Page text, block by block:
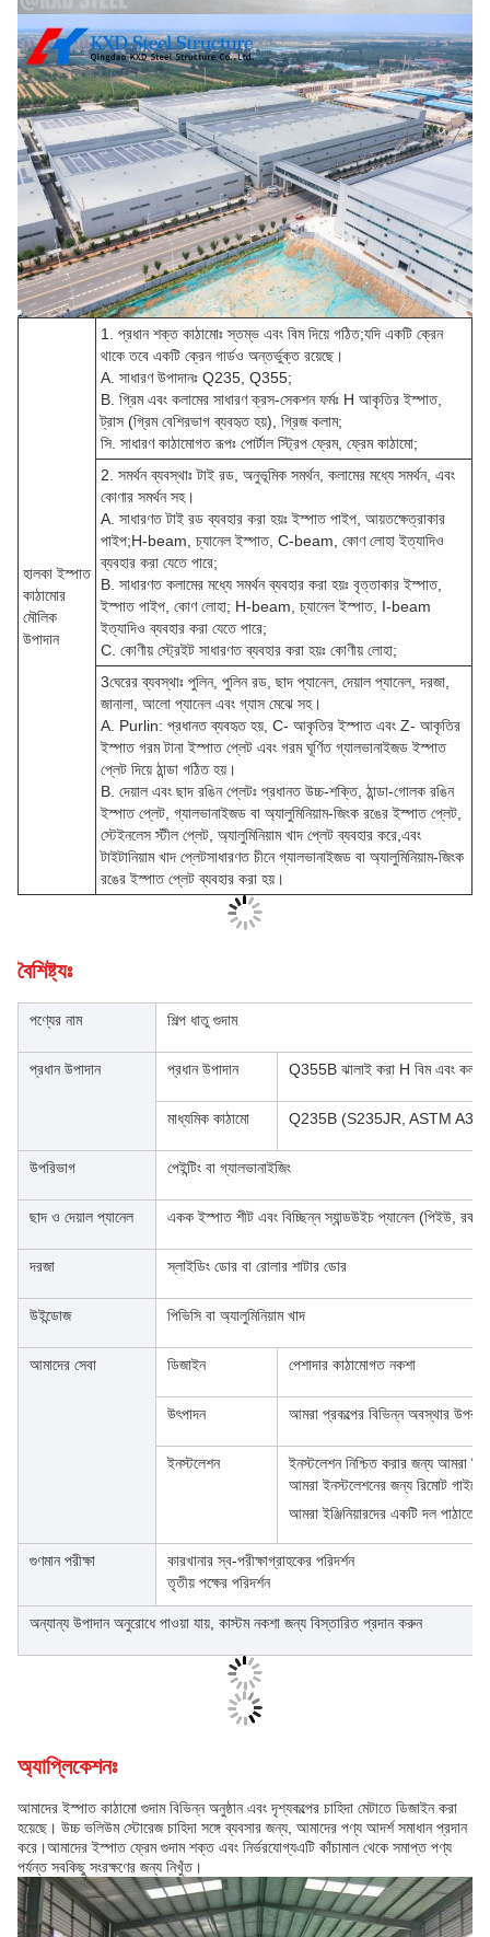
হালকা ইস্পাত
কাঠামোর
মৌলিক
উপাদান
1. প্রধান শক্ত কাঠামোঃ স্তম্ভ এবং বিম দিয়ে গঠিত;যদি একটি ক্রেন
থাকে তবে একটি ক্রেন গার্ডও অন্তর্ভুক্ত রয়েছে।
A. সাধারণ উপাদানঃ Q235, Q355;
B. গ্রিম এবং কলামের সাধারণ ক্রস-সেকশন ফর্মঃ H আকৃতির ইস্পাত,
ট্রাস (গ্রিম বেশিরভাগ ব্যবহৃত হয়), গ্রিজ কলাম;
সি. সাধারণ কাঠামোগত রূপঃ পোর্টাল স্ট্রিপ ফ্রেম, ফ্রেম কাঠামো;
2. সমর্থন ব্যবস্থাঃ টাই রড, অনুভূমিক সমর্থন, কলামের মধ্যে সমর্থন, এবং
কোণার সমর্থন সহ।
A. সাধারণত টাই রড ব্যবহার করা হয়ঃ ইস্পাত পাইপ, আয়তক্ষেত্রাকার
পাইপ;H-beam, চ্যানেল ইস্পাত, C-beam, কোণ লোহা ইত্যাদিও
ব্যবহার করা যেতে পারে;
B. সাধারণত কলামের মধ্যে সমর্থন ব্যবহার করা হয়ঃ বৃত্তাকার ইস্পাত,
ইস্পাত পাইপ, কোণ লোহা; H-beam, চ্যানেল ইস্পাত, I-beam
ইত্যাদিও ব্যবহার করা যেতে পারে;
C. কোণীয় স্ট্রেইট সাধারণত ব্যবহার করা হয়ঃ কোণীয় লোহা;
3ঘেরের ব্যবস্থাঃ পুলিন, পুলিন রড, ছাদ প্যানেল, দেয়াল প্যানেল, দরজা,
জানালা, আলো প্যানেল এবং গ্যাস মেঝে সহ।
A. Purlin: প্রধানত ব্যবহৃত হয়, C- আকৃতির ইস্পাত এবং Z- আকৃতির
ইস্পাত গরম টানা ইস্পাত প্লেট এবং গরম ঘূর্ণিত গ্যালভানাইজড ইস্পাত
প্লেট দিয়ে ঠান্ডা গঠিত হয়।
B. দেয়াল এবং ছাদ রঙিন প্লেটঃ প্রধানত উচ্চ-শক্তি, ঠান্ডা-গোলক রঙিন
ইস্পাত প্লেট, গ্যালভানাইজড বা অ্যালুমিনিয়াম-জিংক রঙের ইস্পাত প্লেট,
স্টেইনলেস স্টীল প্লেট, অ্যালুমিনিয়াম খাদ প্লেট ব্যবহার করে,এবং
টাইটানিয়াম খাদ প্লেটসাধারণত চীনে গ্যালভানাইজড বা অ্যালুমিনিয়াম-জিংক
রঙের ইস্পাত প্লেট ব্যবহার করা হয়।
বৈশিষ্ট্যঃ
পণ্যের নাম শিল্প ধাতু গুদাম
প্রধান উপাদান প্রধান উপাদান Q355B ঝালাই করা H বিম এবং
মাধ্যমিক কাঠামো Q235B (S235JR, ASTM A36
উপরিভাগ পেইন্টিং বা গ্যালভানাইজিং
ছাদ ও দেয়াল প্যানেল একক ইস্পাত শীট এবং বিচ্ছিন্ন স্যান্ডউইচ প্যানেল (পিইউ,
দরজা স্লাইডিং ডোর বা রোলার শাটার ডোর
উইন্ডোজ পিভিসি বা অ্যালুমিনিয়াম খাদ
আমাদের সেবা ডিজাইন পেশাদার কাঠামোগত নকশা
উৎপাদন আমরা প্রকল্পের বিভিন্ন অবস্থার উপর
ইনস্টলেশন
ইনস্টলেশন নিশ্চিত করার জন্য আমরা
আমরা ইনস্টলেশনের জন্য রিমোট
আমরা ইঞ্জিনিয়ারদের একটি দল পাঠাতে
গুণমান পরীক্ষা
কারখানার স্ব-পরীক্ষাগ্রাহকের পরিদর্শন
তৃতীয় পক্ষের পরিদর্শন
অন্যান্য উপাদান অনুরোধে পাওয়া যায়, কাস্টম নকশা জন্য বিস্তারিত প্রদান করুন
অ্যাপ্লিকেশনঃ
আমাদের ইস্পাত কাঠামো গুদাম বিভিন্ন অনুষ্ঠান এবং দৃশ্যকল্পের চাহিদা মেটাতে ডিজাইন করা
হয়েছে। উচ্চ ভলিউম স্টোরেজ চাহিদা সঙ্গে ব্যবসার জন্য, আমাদের পণ্য আদর্শ সমাধান প্রদান
করে।আমাদের ইস্পাত ফ্রেম গুদাম শক্ত এবং নির্ভরযোগ্যএটি কাঁচামাল থেকে সমাপ্ত পণ্য
পর্যন্ত সবকিছু সংরক্ষণের জন্য নিখুঁত।